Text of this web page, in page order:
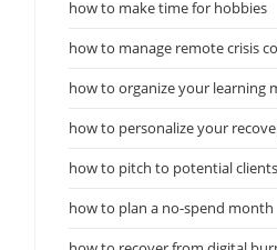
how to make time for hobbies
how to manage remote crisis
how to organize your learning
how to personalize your
how to pitch to potential clients
how to plan a no-spend month